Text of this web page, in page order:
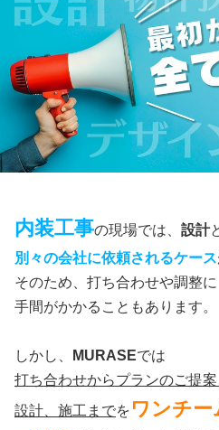
内装工事の現場では、 設計
別々の会社に依頼されるケース
そのため、打ち合わせや調整に
手間がかかることもあります。
しかし、 MURASEでは
打ち合わせからプランのご提案
設計、施工までを ワンチ